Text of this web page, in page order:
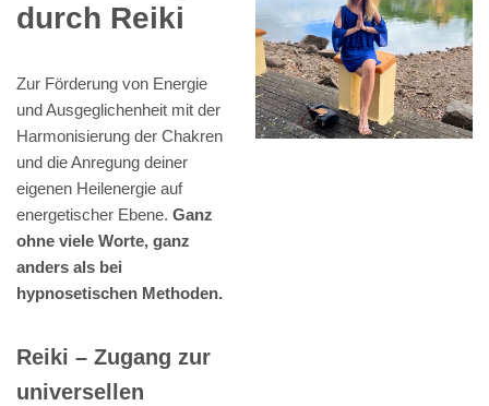
durch Reiki
Zur Förderung von Energie
und Ausgeglichenheit mit der
Harmonisierung der Chakren
und die Anregung deiner
eigenen Heilenergie auf
energetischer Ebene. Ganz
ohne viele Worte, ganz
anders als bei
hypnosetischen Methoden.
Reiki – Zugang zur
universellen